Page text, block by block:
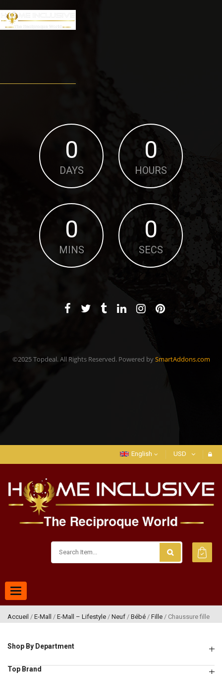
0
DAYS
0
HOURS
0
MINS
0
SECS
©2025 Topdeal. All Rights Reserved. Powered bySmartAddons.com
English USD
Toggle
navigation
Accueil / E-Mall / E-Mall – Lifestyle / Neuf / Bébé / Fille / Chaussure fille
Shop By Department
Top Brand